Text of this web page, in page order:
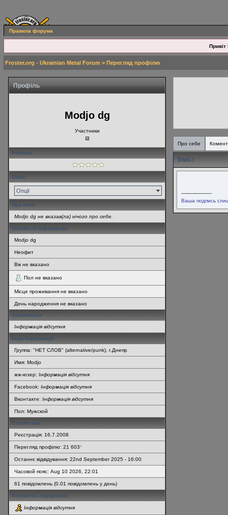
Правила форума
Привіт
Froster.org - Ukrainian Metal Forum > Перегляд профілю
Профіль
Modjo dg
Участники
Рейтинг
Опції
Опції
Про себе
Modjo dg не вказав(ла) нічого про себе.
Особиста інформація
Modjo dg
Неофит
Вік не вказано
Пол не вказано
Місце проживання не вказано
День народження не вказано
Захоплення
Інформація відсутня
Інша інформація
Группа: "НЕТ СЛОВ" (alternative/punk), г.Днепр
Имя: Modjo
жж-юзер: Інформація відсутня
Facebook: Інформація відсутня
Вконтакте: Інформація відсутня
Пол: Мужской
Статистика
Реєстрація: 16.7.2008
Перегляд профілю: 21 603*
Останнє відвідування: 22nd September 2025 - 16:00
Часовой пояс: Aug 10 2026, 22:01
61 повідомлень (0.01 повідомлень у день)
Контактна інформація
Інформація відсутня
Про себе
Вміст
--------------------
Ваша подпись